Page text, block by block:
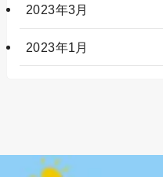
2023年3月
2023年1月